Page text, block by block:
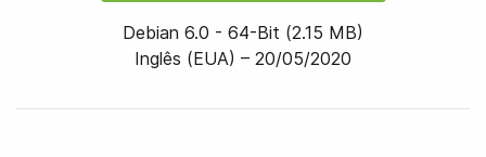
Debian 6.0 - 64-bit (2.15 MB)
Inglês (EUA) – 20/05/2020